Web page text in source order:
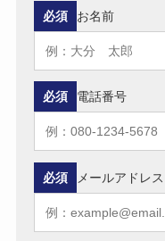
お名前
必須
電話番号
必須
メールアドレス
必須